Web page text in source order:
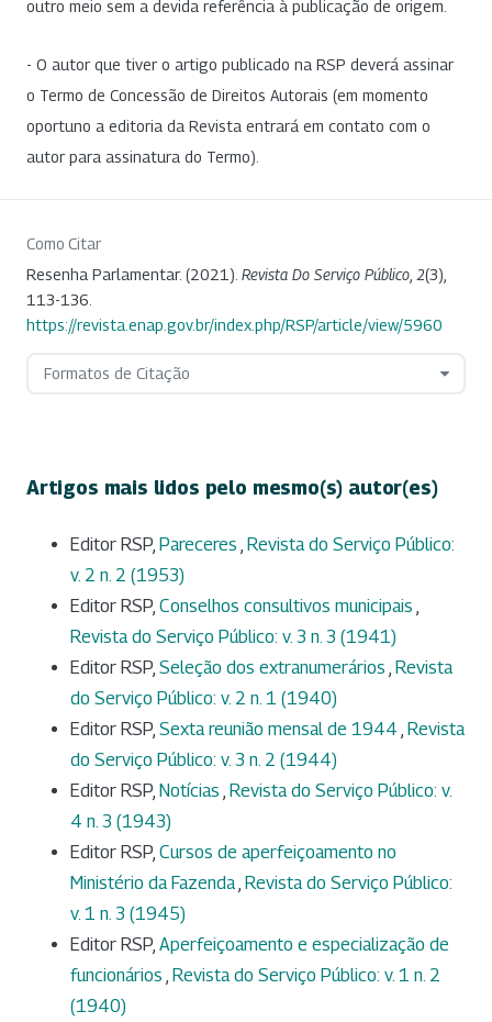
outro meio sem a devida referência à publicação de origem.
- O autor que tiver o artigo publicado na RSP deverá assinar
o Termo de Concessão de Direitos Autorais (em momento
oportuno a editoria da Revista entrará em contato com o
autor para assinatura do Termo).
Como Citar
Resenha Parlamentar. (2021). Revista Do Serviço Público 2(3),
113-136.
https://revista.enap.gov.br/index.php/RSP/article/view/5960
Formatos de Citação
Artigos mais lidos pelo mesmo(s) autor(es)
Editor RSP, Pareceres , Revista do Serviço Público:
v. 2 n. 2 (1953)
Editor RSP, Conselhos consultivos municipais ,
Revista do Serviço Público: v. 3 n. 3 (1941)
Editor RSP, Seleção dos extranumerários , Revista
do Serviço Público: v. 2 n. 1 (1940)
Editor RSP, Sexta reunião mensal de 1944 , Revista
do Serviço Público: v. 3 n. 2 (1944)
Editor RSP, Notícias , Revista do Serviço Público: v.
4 n. 3 (1943)
Editor RSP, Cursos de aperfeiçoamento no
Ministério da Fazenda, Revista do Serviço Público:
v. 1 n. 3 (1945)
Editor RSP, Aperfeiçoamento e especialização de
funcionários , Revista do Serviço Público: v. 1 n. 2
(1940)